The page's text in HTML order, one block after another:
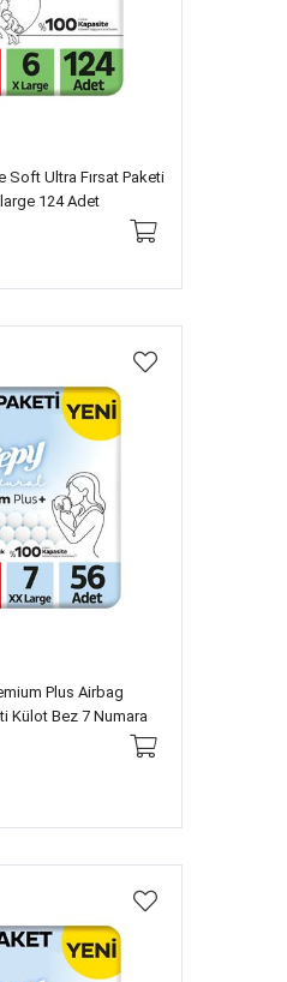
Soft Ultra Fırsat Paketi
124 Adet
Plus Airbag
Külot Bez 7 Numara